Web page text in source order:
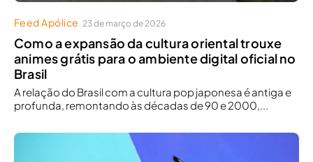
Feed Apólice 23 de março de 2026
Como a expansão da cultura oriental trouxe
animes grátis para o ambiente digital oficial no
Brasil
A relação do Brasil com a cultura pop japonesa é antiga e
profunda, remontando às décadas de 90 e 2000,...